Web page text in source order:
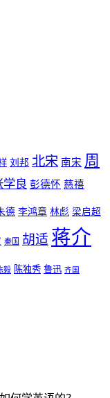
刘邦 北宋 南宋 周
学良 彭德怀 慈禧
德 李鸿章 林彪 梁启超
秦国 胡适 蒋介
毅 陈独秀 鲁迅 齐国